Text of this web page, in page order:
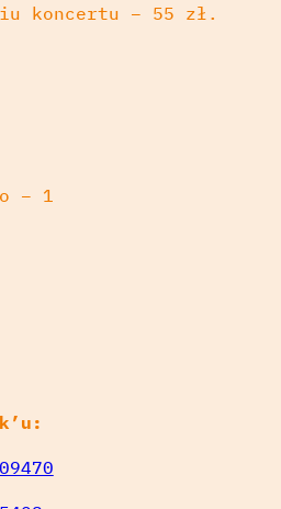
koncertu – 55 zł.
– 1